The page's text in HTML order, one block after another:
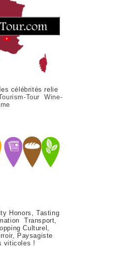
célébrités relie
Tour Wine-
Honors, Tasting
Transport,
Culturel,
Paysagiste
viticoles !